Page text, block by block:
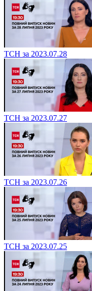
ТСН за 2023.07.28
ТСН за 2023.07.27
ТСН за 2023.07.26
ТСН за 2023.07.25